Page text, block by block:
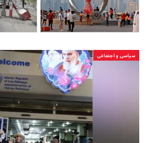
سیاسی و اجتماعی